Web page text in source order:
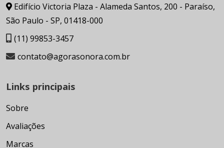
Edifício Victoria Plaza - Alameda Santos, 200 - Paraíso,
São Paulo - SP, 01418-000
(11) 99853-3457
contato@agorasonora.com.br
Links principais
Sobre
Avaliações
Marcas